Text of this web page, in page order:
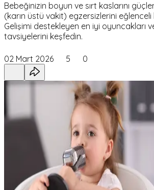
Bebeğinizin boyun ve sırt kaslarını
(karın üstü vakit) egzersizlerini
Gelişimi destekleyen en iyi oyuncakları
tavsiyelerini keşfedin.
02 Mart 2026 5 0